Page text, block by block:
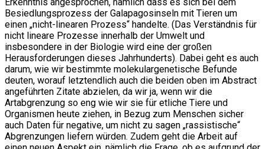
Besiedlungsprozess der Galapagosinseln mit Tieren um
einen „nicht-linearen Prozess“ handelte. (Das Verständnis für
nicht lineare Prozesse innerhalb der Umwelt und
insbesondere in der Biologie wird eine der großen
Herausforderungen dieses Jahrhunderts). Dabei geht es auch
darum, wie wir bestimmte molekulargenetische Befunde
deuten, worauf letztendlich auch die beiden oben im Abstract
angeführten Zitate abzielen, da wir ja, wenn wir die
Artabgrenzung so eng wie wir sie für etliche Tiere und
Organismen heute ziehen, in Bezug zum Menschen sicher
auch Daten für negative, um nicht zu sagen „rassistische“
Abgrenzungen liefern würden. Zudem geht die Arbeit auf